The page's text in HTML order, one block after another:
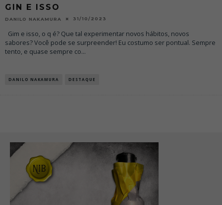
GIN E ISSO
DANILO NAKAMURA 31/10/2023
Gim e isso, o q é? Que tal experimentar novos hábitos, novos
sabores? Você pode se surpreender! Eu costumo ser pontual. Sempre
tento, e quase sempre co...
DANILO NAKAMURA DESTAQUE